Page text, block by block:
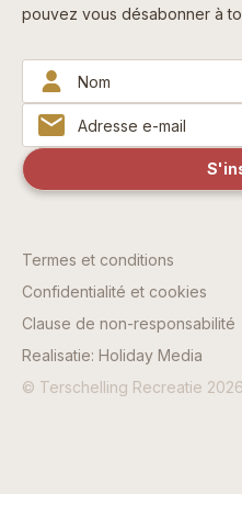
pouvez vous désabonner à
Termes et conditions
Confidentialité et cookies
Clause de non-responsabilité
Realisatie: Holiday Media
© Terschelling Recreatie 2026